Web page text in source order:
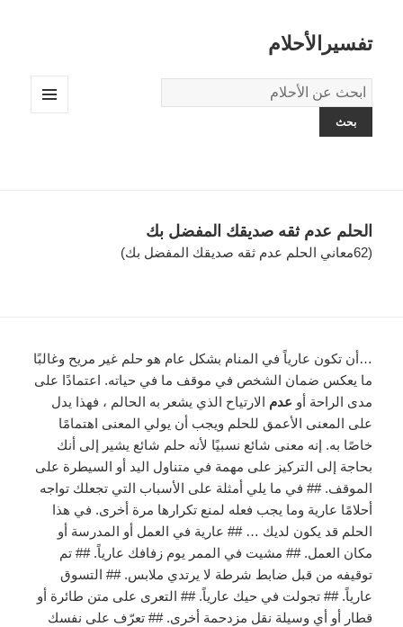
تفسيرالأحلام
قاموس
الاحلام:
الحلم عدم ثقه صديقك المفضل بك
(62معاني الحلم عدم ثقه صديقك المفضل بك)
…أن تكون عارياً في المنام بشكل عام هو حلم غير مريح وغالبًا
ما يعكس ضمان الشخص في موقف ما في حياته. اعتمادًا على
مدى الراحة أو عدم الارتياح الذي يشعر به الحالم ، فهذا يدل
على المعنى الأعمق للحلم ويجب أن يولي المعنى اهتمامًا
خاصًا به. إنه معنى شائع نسبيًا لأنه حلم شائع يشير إلى أنك
بحاجة إلى التركيز على مهمة في متناول اليد أو السيطرة على
الموقف. ## في ما يلي أمثلة على الأسباب التي تجعلك تواجه
أحلامًا عارية وما يجب فعله لمنع تكرارها مرة أخرى. في هذا
الحلم قد يكون لديك … ## عارية في العمل أو المدرسة أو
مكان العمل. ## مشيت في الممر يوم زفافك عارياً. ## تم
توقيفه من قبل ضابط شرطة لا يرتدي ملابس. ## التسوق
عارياً. ## تجولت في حيك عارياً. ## التعرى على متن طائرة أو
قطار أو أي وسيلة نقل مزدحمة أخرى. ## تعرّف على نفسك